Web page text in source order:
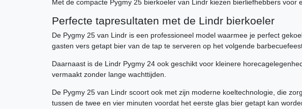
Met de compacte Pygmy 25 bierkoeler van Lindr kiezen bierliefhebbers
Perfecte tapresultaten met de Lindr bierkoeler
De Pygmy 25 van Lindr is een professioneel model waarmee je perfect
gasten vers getapt bier van de tap te serveren op het volgende
Daarnaast is de Lindr Pygmy 24 ook geschikt voor kleinere
vermaakt zonder lange wachttijden.
De Pygmy 25 van Lindr scoort ook met zijn moderne koeltechnologie, die
tussen de twee en vier minuten voordat het eerste glas bier getapt kan